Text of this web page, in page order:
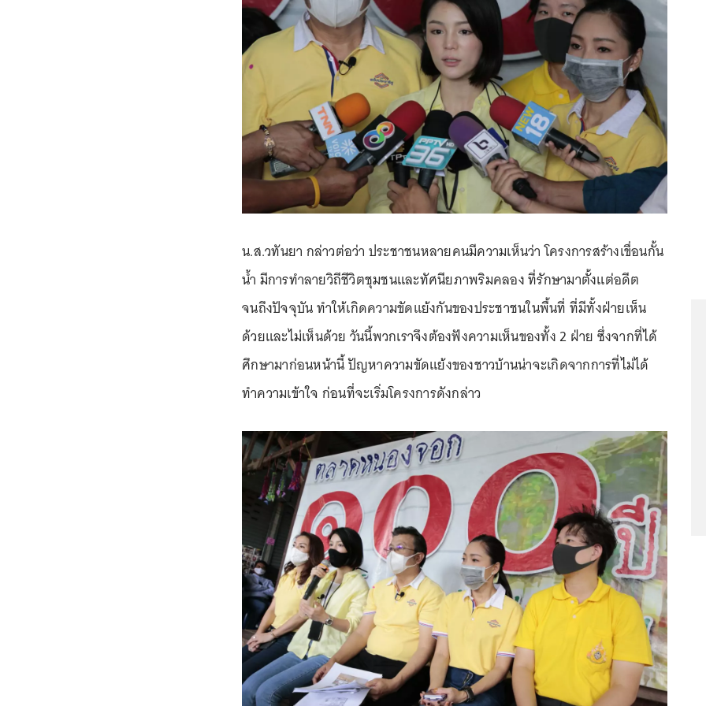
น.ส.วทันยา กล่าวต่อว่า ประชาชนหลายคนมีความเห็นว่า โครงการสร้างเขื่อนกั้น
น้ำ มีการทำลายวิถีชีวิตชุมชนและทัศนียภาพริมคลอง ที่รักษามาตั้งแต่อดีต
จนถึงปัจจุบัน ทำให้เกิดความขัดแย้งกันของประชาชนในพื้นที่ ที่มีทั้งฝ่ายเห็น
ด้วยและไม่เห็นด้วย วันนี้พวกเราจึงต้องฟังความเห็นของทั้ง 2 ฝ่าย ซึ่งจากที่ได้
ศึกษามาก่อนหน้านี้ ปัญหาความขัดแย้งของชาวบ้านน่าจะเกิดจากการที่ไม่ได้
ทำความเข้าใจ ก่อนที่จะเริ่มโครงการดังกล่าว